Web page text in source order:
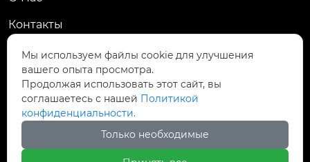
Контакты
Контакты

Пров. Хэнань, г. Цзяоцзо, уезд Учжи, промзона
Чжаньдянь, ул. Промышленная Средняя
+86-18237110602
Мы используем файлы cookie для улучшения
вашего опыта просмотра.
Продолжая использовать этот сайт, вы
соглашаетесь с нашей Политикой
конфиденциальности.
Только необходимые